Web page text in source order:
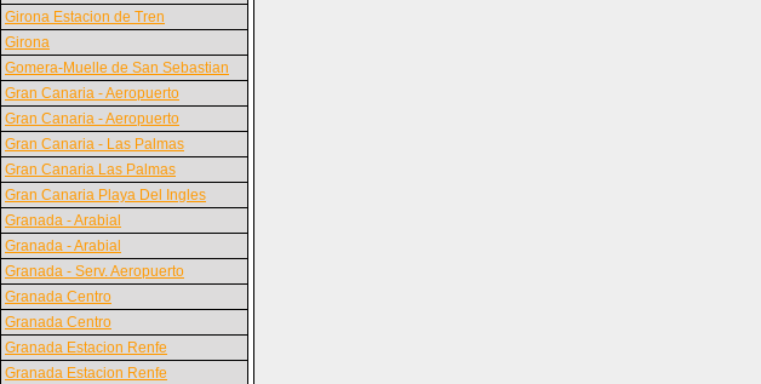
Girona Estacion de Tren
Girona
Gomera-Muelle de San Sebastian
Gran Canaria - Aeropuerto
Gran Canaria - Aeropuerto
Gran Canaria - Las Palmas
Gran Canaria Las Palmas
Gran Canaria Playa Del Ingles
Granada - Arabial
Granada - Arabial
Granada - Serv. Aeropuerto
Granada Centro
Granada Centro
Granada Estacion Renfe
Granada Estacion Renfe